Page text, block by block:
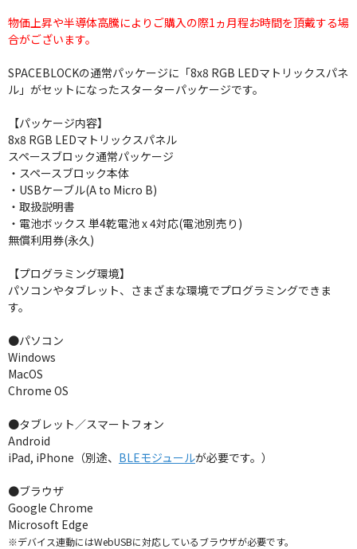
物価上昇や半導体高騰によりご購入の際1ヵ月程お時間を頂戴する場
合がございます。
SPACEBLOCKの通常パッケージに「8x8 RGB LEDマトリックスパネ
ル」がセットになったスターターパッケージです。
【パッケージ内容】
8x8 RGB LEDマトリックスパネル
スペースブロック通常パッケージ
・スペースブロック本体
・USBケーブル(A to Micro B)
・取扱説明書
・電池ボックス 単4乾電池 x 4対応(電池別売り)
無償利用券(永久)
【プログラミング環境】
パソコンやタブレット、さまざまな環境でプログラミングできま
す。
●パソコン
Windows
MacOS
Chrome OS
●タブレット／スマートフォン
Android
iPad, iPhone（別途、 BLEモジュールが必要です。）
●ブラウザ
Google Chrome
Microsoft Edge
※デバイス連動にはWebUSBに対応しているブラウザが必要です。